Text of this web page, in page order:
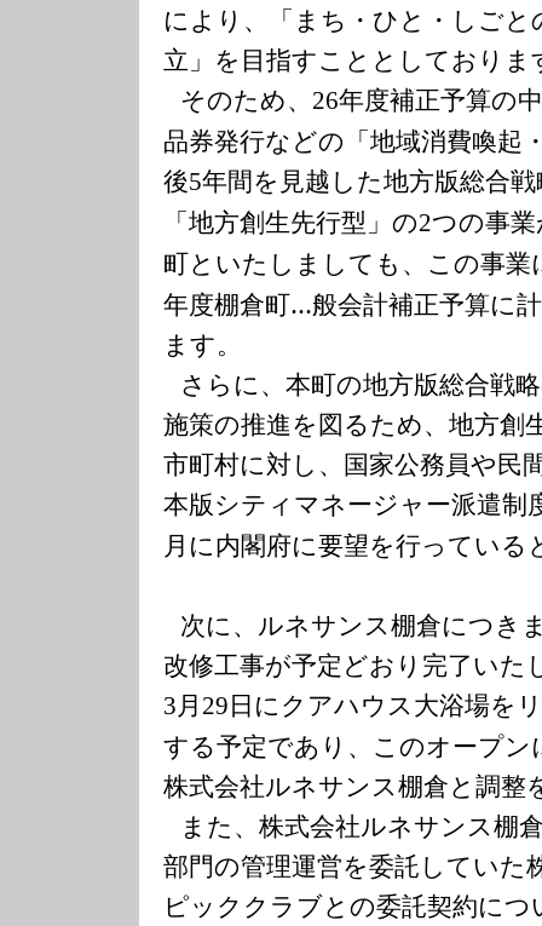
により、「まち・ひと・しごと
立」を目指すこととしておりま
そのため、
26年度補正予算の
品券発行などの「地域消費喚起
後5年間を見越した地方版総合
「地方創生先行型」の2つの事
町といたしましても、この事
年度棚倉町…般会計補正予算に
ます。
さらに、本町の地方版総合戦
施策の推進を図るため、地方創
市町村に対し、国家公務員や民
本版シティマネージャー派遣制
月に内閣府に要望を行ってい
次に、ルネサンス棚倉につき
改修工事が予定どおり完了いた
3 月 29日にクアハウス大浴場を
する予定であり、このオープ
株式会社ルネサンス棚倉と調整
また、株式会社ルネサンス棚
部門の管理運営を委託していた
ピッククラブとの委託契約につ